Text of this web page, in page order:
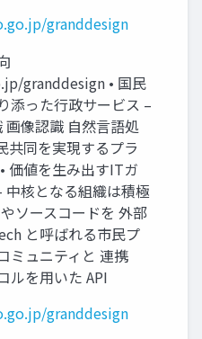
granddesign
granddesign • 国民
添った行政サービス –
画像認識 自然言語処
共同を実現するプラ
価値を生み出すITガ
中核となる組織は積極
ソースコードを 外部
と呼ばれる市民プ
ミュニティと 連携
ルを用いた API
granddesign